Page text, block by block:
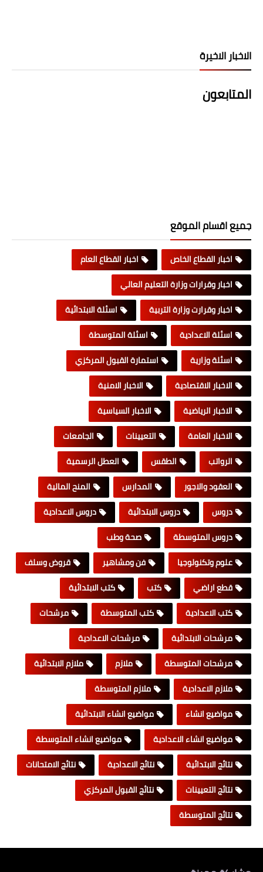
الاخبار الاخيرة
المتابعون
جميع اقسام الموقع
اخبار القطاع الخاص
اخبار القطاع العام
اخبار وقرارات وزارة التعليم العالي
اخبار وقرارت وزارة التربية
اسئلة الابتدائية
اسئلة الاعدادية
اسئلة المتوسطة
اسئلة وزارية
استمارة القبول المركزي
الاخبار الاقتصادية
الاخبار الامنية
الاخبار الرياضية
الاخبار السياسية
الاخبار العامة
التعيينات
الجامعات
الرواتب
الطقس
العطل الرسمية
العقود والاجور
المدارس
المنح المالية
دروس
دروس الابتدائية
دروس الاعدادية
دروس المتوسطة
صحة وطب
علوم وتكنولوجيا
فن ومشاهير
قروض وسلف
قطع اراضي
كتب
كتب الابتدائية
كتب الاعدادية
كتب المتوسطة
مرشحات
مرشحات الابتدائية
مرشحات الاعدادية
مرشحات المتوسطة
ملازم
ملازم الابتدائية
ملازم الاعدادية
ملازم المتوسطة
مواضيع انشاء
مواضيع انشاء الابتدائية
مواضيع انشاء الاعدادية
مواضيع انشاء المتوسطة
نتائج الابتدائية
نتائج الاعدادية
نتائج الامتحانات
نتائج التعيينات
نتائج القبول المركزي
نتائج المتوسطة